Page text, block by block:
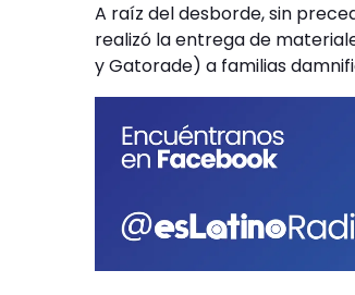
A raíz del desborde, sin
realizó la entrega de
y Gatorade) a familias